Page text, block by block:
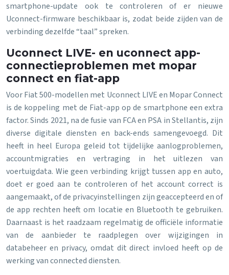
smartphone-update ook te controleren of er nieuwe
Uconnect-firmware beschikbaar is, zodat beide zijden van de
verbinding dezelfde “taal” spreken.
Uconnect LIVE- en uconnect app-
connectieproblemen met mopar
connect en fiat-app
Voor Fiat 500-modellen met Uconnect LIVE en Mopar Connect
is de koppeling met de Fiat-app op de smartphone een extra
factor. Sinds 2021, na de fusie van FCA en PSA in Stellantis, zijn
diverse digitale diensten en back-ends samengevoegd. Dit
heeft in heel Europa geleid tot tijdelijke aanlogproblemen,
accountmigraties en vertraging in het uitlezen van
voertuigdata. Wie geen verbinding krijgt tussen app en auto,
doet er goed aan te controleren of het account correct is
aangemaakt, of de privacyinstellingen zijn geaccepteerd en of
de app rechten heeft om locatie en Bluetooth te gebruiken.
Daarnaast is het raadzaam regelmatig de officiële informatie
van de aanbieder te raadplegen over wijzigingen in
databeheer en privacy, omdat dit direct invloed heeft op de
werking van connected diensten.